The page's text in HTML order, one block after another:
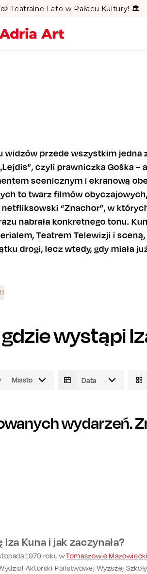
Teatralne Lato w Pałacu Kultury! 🏛️
widzów przede wszystkim
czyli prawniczka Gośka –
scenicznym i ekranową
to twarz filmów
netfliksowski “Znachor”, w
nabrała konkretnego tonu.
Teatrem Telewizji i
drogi, lecz wtedy, gdy miała
wystąpi
Miasto
wydarzeń.
Iza Kuna i jak zaczynała?
1970 roku wTomaszowie
Aktorski Państwowej Wyższej